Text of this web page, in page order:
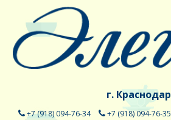
г. Краснодар
+7 (918) 094-76-34 +7 (918) 094-76-35